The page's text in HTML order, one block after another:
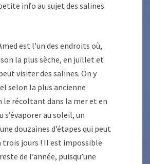
info au sujet des salines
est l’un des endroits où,
la plus sèche, en juillet et
visiter des salines. On y
selon la plus ancienne
le récoltant dans la mer et en
s’évaporer au soleil, un
douzaines d’étapes qui peut
trois jours ! Il est impossible
de l’année, puisqu’une